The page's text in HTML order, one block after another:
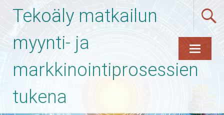
Tekoäly matkailun
myynti- ja
markkinointiprosessien
tukena
Skip
to